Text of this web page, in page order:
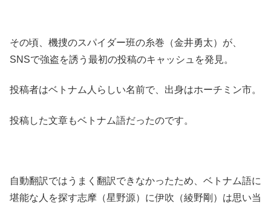
その頃、機捜のスパイダー班の糸巻（金井勇太）が、
SNSで強盗を誘う最初の投稿のキャッシュを発見。
投稿者はベトナム人らしい名前で、出身はホーチミン市。
投稿した文章もベトナム語だったのです。
自動翻訳ではうまく翻訳できなかったため、ベトナム語に
堪能な人を探す志摩（星野源）に伊吹（綾野剛）は思い当